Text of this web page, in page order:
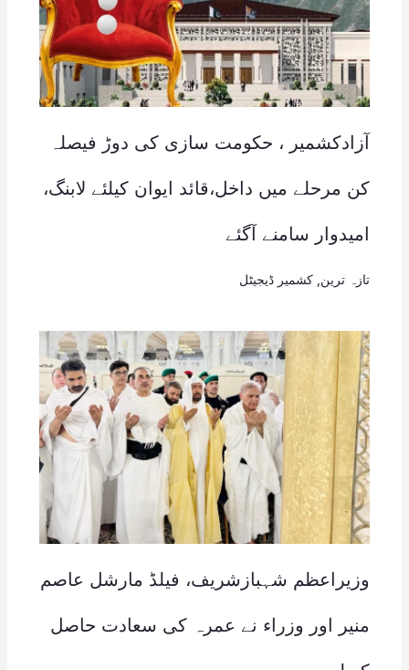
آزادکشمیر ، حکومت سازی کی دوڑ فیصلہ
کن مرحلے میں داخل،قائد ایوان کیلئے لابنگ،
امیدوار سامنے آگئے
تازہ ترین کشمیر ڈیجیٹل
وزیراعظم شہبازشریف، فیلڈ مارشل عاصم
منیر اور وزراء نے عمرہ کی سعادت حاصل